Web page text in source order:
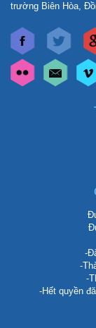
trường Biên Hòa,
-
-
-
-Hết quyền